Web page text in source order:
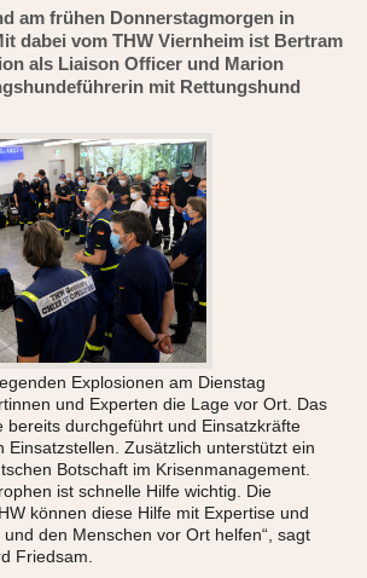
am frühen Donnerstagmorgen in
dabei vom THW Viernheim ist Bertram
als Liaison Officer und Marion
mit Rettungshund
Explosionen am Dienstag
und Experten die Lage vor Ort. Das
bereits durchgeführt und Einsatzkräfte
Einsatzstellen. Zusätzlich unterstützt ein
Botschaft im Krisenmanagement.
ist schnelle Hilfe wichtig. Die
können diese Hilfe mit Expertise und
den Menschen vor Ort helfen“, sagt
Friedsam.